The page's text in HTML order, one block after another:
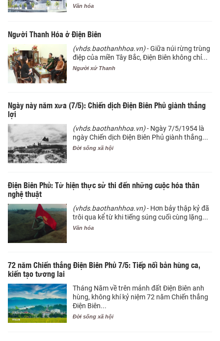
Văn hóa
Người Thanh Hóa ở Điện Biên
(vhds.baothanhhoa.vn)- Giữa núi rừng trùng
điệp của miền Tây Bắc, Điện Biên không chỉ...
Người xứ Thanh
Ngày này năm xưa (7/5): Chiến dịch Điện Biên Phủ giành thắng
lợi
(vhds.baothanhhoa.vn)- Ngày 7/5/1954 là
ngày Chiến dịch Điện Biên Phủ giành thắng...
Đời sống xã hội
Điện Biên Phủ: Từ hiện thực sử thi đến những cuộc hóa thân
nghệ thuật
(vhds.baothanhhoa.vn)- Hơn bảy thập kỷ đã
trôi qua kể từ khi tiếng súng cuối cùng lặng...
Văn hóa
72 năm Chiến thắng Điện Biên Phủ 7/5: Tiếp nối bản hùng ca,
kiến tạo tương lai
Tháng Năm về trên mảnh đất Điện Biên anh
hùng, không khí kỷ niệm 72 năm Chiến thắng
Điện Biên...
Đời sống xã hội